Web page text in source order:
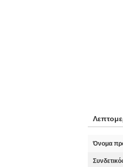
Όνομα